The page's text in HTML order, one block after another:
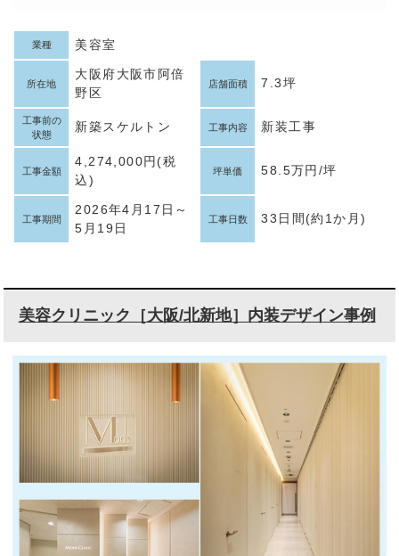
業種 美容室
所在地
大阪府大阪市阿倍
野区
店舗面積 7.3坪
工事前の
状態
新築スケルトン 工事内容 新装工事
工事金額
4,274,000円(税
込)
坪単価 58.5万円/坪
工事期間
2026年4月17日～
5月19日
工事日数 33日間(約1か月)
美容クリニック［大阪/北新地］内装デザイン事例